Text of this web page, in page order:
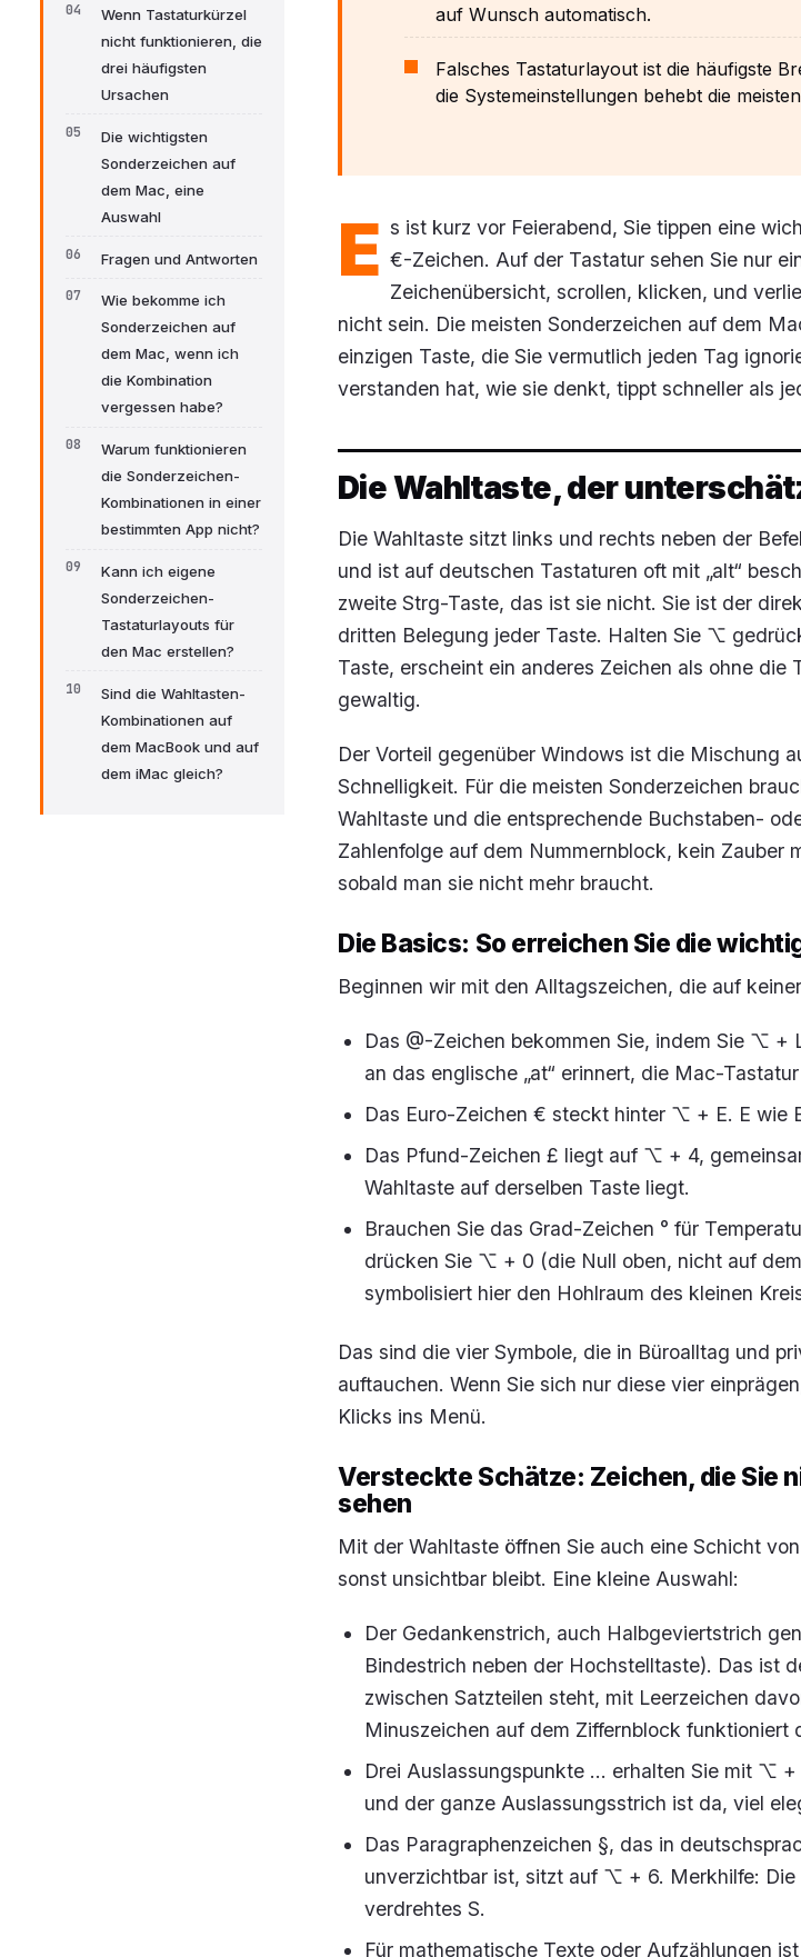
Wenn Tastaturkürzel
nicht funktionieren, die
drei häufigsten
Ursachen
Die wichtigsten
Sonderzeichen auf
dem Mac, eine
Auswahl
Fragen und Antworten
Wie bekomme ich
Sonderzeichen auf
dem Mac, wenn ich
die Kombination
vergessen habe?
Warum funktionieren
die Sonderzeichen-
Kombinationen in einer
bestimmten App nicht?
Kann ich eigene
Sonderzeichen-
Tastaturlayouts für
den Mac erstellen?
Sind die Wahltasten-
Kombinationen auf
dem MacBook und auf
dem iMac gleich?
auf Wunsch automatisch.
Falsches Tastaturlayout ist die häufigste
die Systemeinstellungen behebt die
E s ist kurz vor Feierabend, Sie tippen eine
€-Zeichen. Auf der Tastatur sehen Sie nur
Zeichenübersicht, scrollen, klicken, und
nicht sein. Die meisten Sonderzeichen auf dem
einzigen Taste, die Sie vermutlich jeden Tag
verstanden hat, wie sie denkt, tippt schneller als
Die Wahltaste, der
Die Wahltaste sitzt links und rechts neben der
und ist auf deutschen Tastaturen oft mit „alt“
zweite Strg-Taste, das ist sie nicht. Sie ist der
dritten Belegung jeder Taste. Halten Sie ⌥
Taste, erscheint ein anderes Zeichen als ohne die
gewaltig.
Der Vorteil gegenüber Windows ist die Mischung
Schnelligkeit. Für die meisten Sonderzeichen
Wahltaste und die entsprechende Buchstaben-
Zahlenfolge auf dem Nummernblock, kein Zauber
sobald man sie nicht mehr braucht.
Die Basics: So erreichen Sie die
Beginnen wir mit den Alltagszeichen, die auf
Das @-Zeichen bekommen Sie, indem Sie ⌥ +
an das englische „at“ erinnert, die Mac-
Das Euro-Zeichen € steckt hinter ⌥ + E. E wie
Das Pfund-Zeichen £ liegt auf ⌥ + 4,
Wahltaste auf derselben Taste liegt.
Brauchen Sie das Grad-Zeichen ° für
drücken Sie ⌥ + 0 (die Null oben, nicht auf
symbolisiert hier den Hohlraum des kleinen
Das sind die vier Symbole, die in Büroalltag und
auftauchen. Wenn Sie sich nur diese vier
Klicks ins Menü.
Versteckte Schätze: Zeichen, die Sie
sehen
Mit der Wahltaste öffnen Sie auch eine Schicht
sonst unsichtbar bleibt. Eine kleine Auswahl:
Der Gedankenstrich, auch Halbgeviertstrich
Bindestrich neben der Hochstelltaste). Das ist
zwischen Satzteilen steht, mit Leerzeichen
Minuszeichen auf dem Ziffernblock funktioniert
Drei Auslassungspunkte … erhalten Sie mit ⌥
und der ganze Auslassungsstrich ist da, viel
Das Paragraphenzeichen §, das in
unverzichtbar ist, sitzt auf ⌥ + 6. Merkhilfe: Die
verdrehtes S.
Für mathematische Texte oder Aufzählungen